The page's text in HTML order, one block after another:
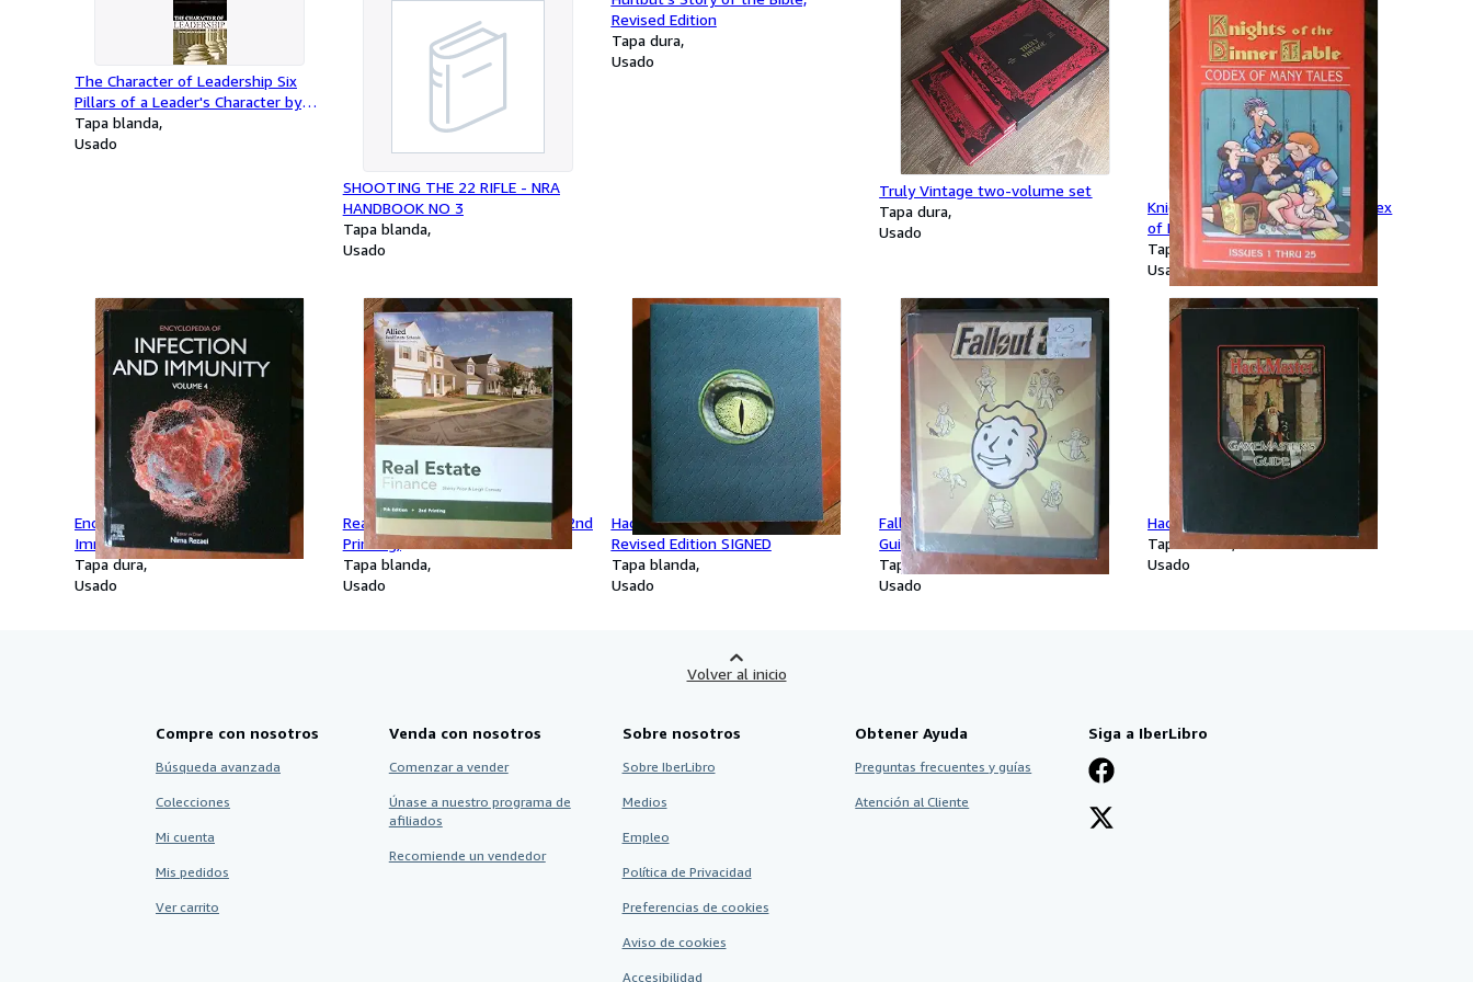
The Character of Leadership Six
Pillars of a Leader's Character by
Gregg T. Johnson (1982-05-03)
Tapa blanda
Usado
SHOOTING THE 22 RIFLE - NRA
HANDBOOK NO 3
Tapa blanda
Usado
Revised Edition
Tapa dura
Usado
Truly Vintage two-volume set
Tapa dura
Usado
Knights of the Dinner Table: Codex
of Many Tales
Tapa dura
Usado
Encyclopedia of Infection and
Immunity-Volume 4 only
Tapa dura
Usado
Real Estate Finance 9th Edition (2nd
Printing)
Tapa blanda
Usado
Hacklopedia of Beasts Paperback
Revised Edition SIGNED
Tapa blanda
Usado
Fallout 3: Prima Official Game
Guide
Tapa dura
Usado
HackMaster GameMaster's Guide
Tapa blanda
Usado
Volver al inicio
Compre con nosotros
Búsqueda avanzada
Colecciones
Mi cuenta
Mis pedidos
Ver carrito
Venda con nosotros
Comenzar a vender
Únase a nuestro programa de
afiliados
Recomiende un vendedor
Sobre nosotros
Sobre IberLibro
Medios
Empleo
Política de Privacidad
Preferencias de cookies
Aviso de cookies
Accesibilidad
Obtener Ayuda
Preguntas frecuentes y guías
Atención al Cliente
Siga a IberLibro